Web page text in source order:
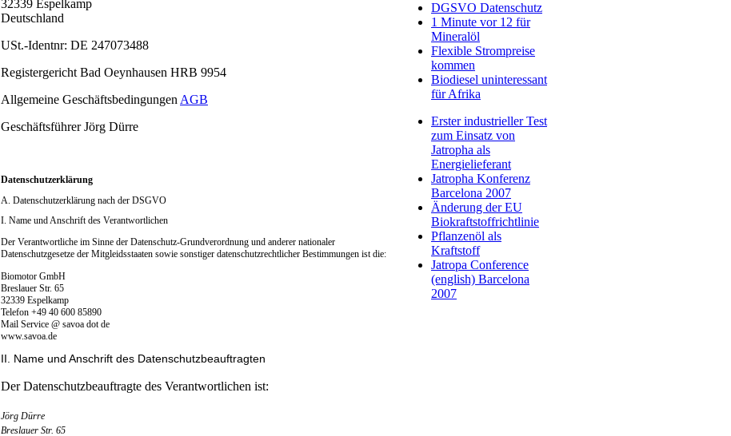
32339 Espelkamp
Deutschland
USt.-Identnr: DE 247073488
Registergericht Bad Oeynhausen HRB 9954
Allgemeine Geschäftsbedingungen AGB
Geschäftsführer Jörg Dürre
Datenschutzerklärung
A. Datenschutzerklärung nach der DSGVO
I. Name und Anschrift des Verantwortlichen
Der Verantwortliche im Sinne der Datenschutz-Grundverordnung und anderer nationaler
Datenschutzgesetze der Mitgleidsstaaten sowie sonstiger datenschutzrechtlicher Bestimmungen ist die:
Biomotor GmbH
Breslauer Str. 65
32339 Espelkamp
Telefon +49 40 600 85890
Mail Service @ savoa dot de
www.savoa.de
II. Name und Anschrift des Datenschutzbeauftragten
Der Datenschutzbeauftragte des Verantwortlichen ist:
Jörg Dürre
Breslauer Str. 65
DGSVO Datenschutz
1 Minute vor 12 für
Mineralöl
Flexible Strompreise
kommen
Biodiesel uninteressant
für Afrika
Erster industrieller Test
zum Einsatz von
Jatropha als
Energielieferant
Jatropha Konferenz
Barcelona 2007
Änderung der EU
Biokraftstoffrichtlinie
Pflanzenöl als
Kraftstoff
Jatropa Conference
(english) Barcelona
2007